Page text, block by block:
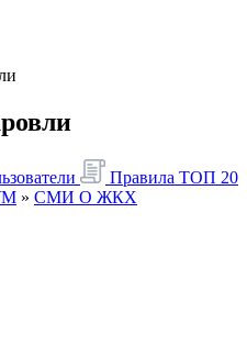
Правила ТОП 20
» СМИ О ЖКХ